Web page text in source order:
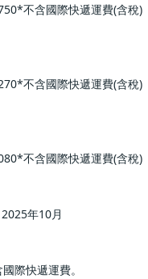
不含國際快
毯B
不含國際快
毯A
不含國際快
2025年10月
含國際快遞運費。